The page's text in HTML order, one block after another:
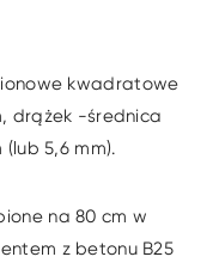
kwadratowe
drążek -średnica
5,6 mm).
na 80 cm w
z betonu B25